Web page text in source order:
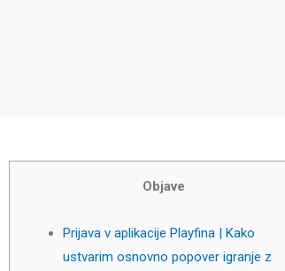
Objave
Prijava v aplikacije Playfina | Kako
ustvarim osnovno popover igranje z